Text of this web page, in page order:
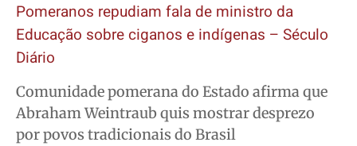
Pomeranos repudiam fala de ministro da
Educação sobre ciganos e indígenas – Século
Diário
Comunidade pomerana do Estado afirma que
Abraham Weintraub quis mostrar desprezo
por povos tradicionais do Brasil